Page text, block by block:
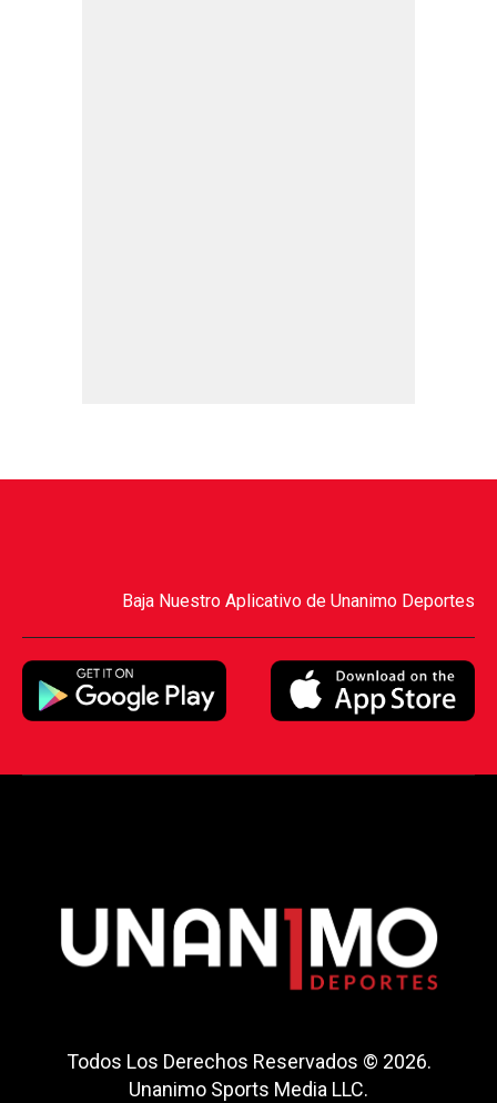
Baja Nuestro Aplicativo de Unanimo Deportes
Todos Los Derechos Reservados © 2026.
Unanimo Sports Media LLC.